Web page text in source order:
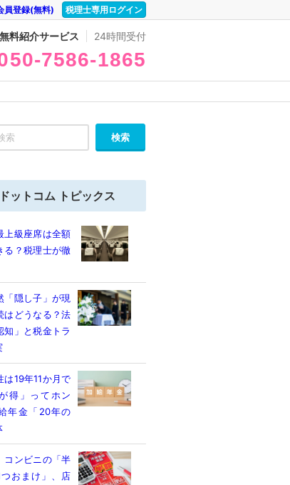
税理士専用ログイン
員登録(無料)
料紹介サービス 24時間受付
7586 1865
ットコム トピックス
上級座席は全額
る？税理士が徹
「隠し子」が現
はどうなる？法
知」と税金トラ
は19年11か月で
得」ってホン
年金「20年の
コンビニの「半
おまけ」、店